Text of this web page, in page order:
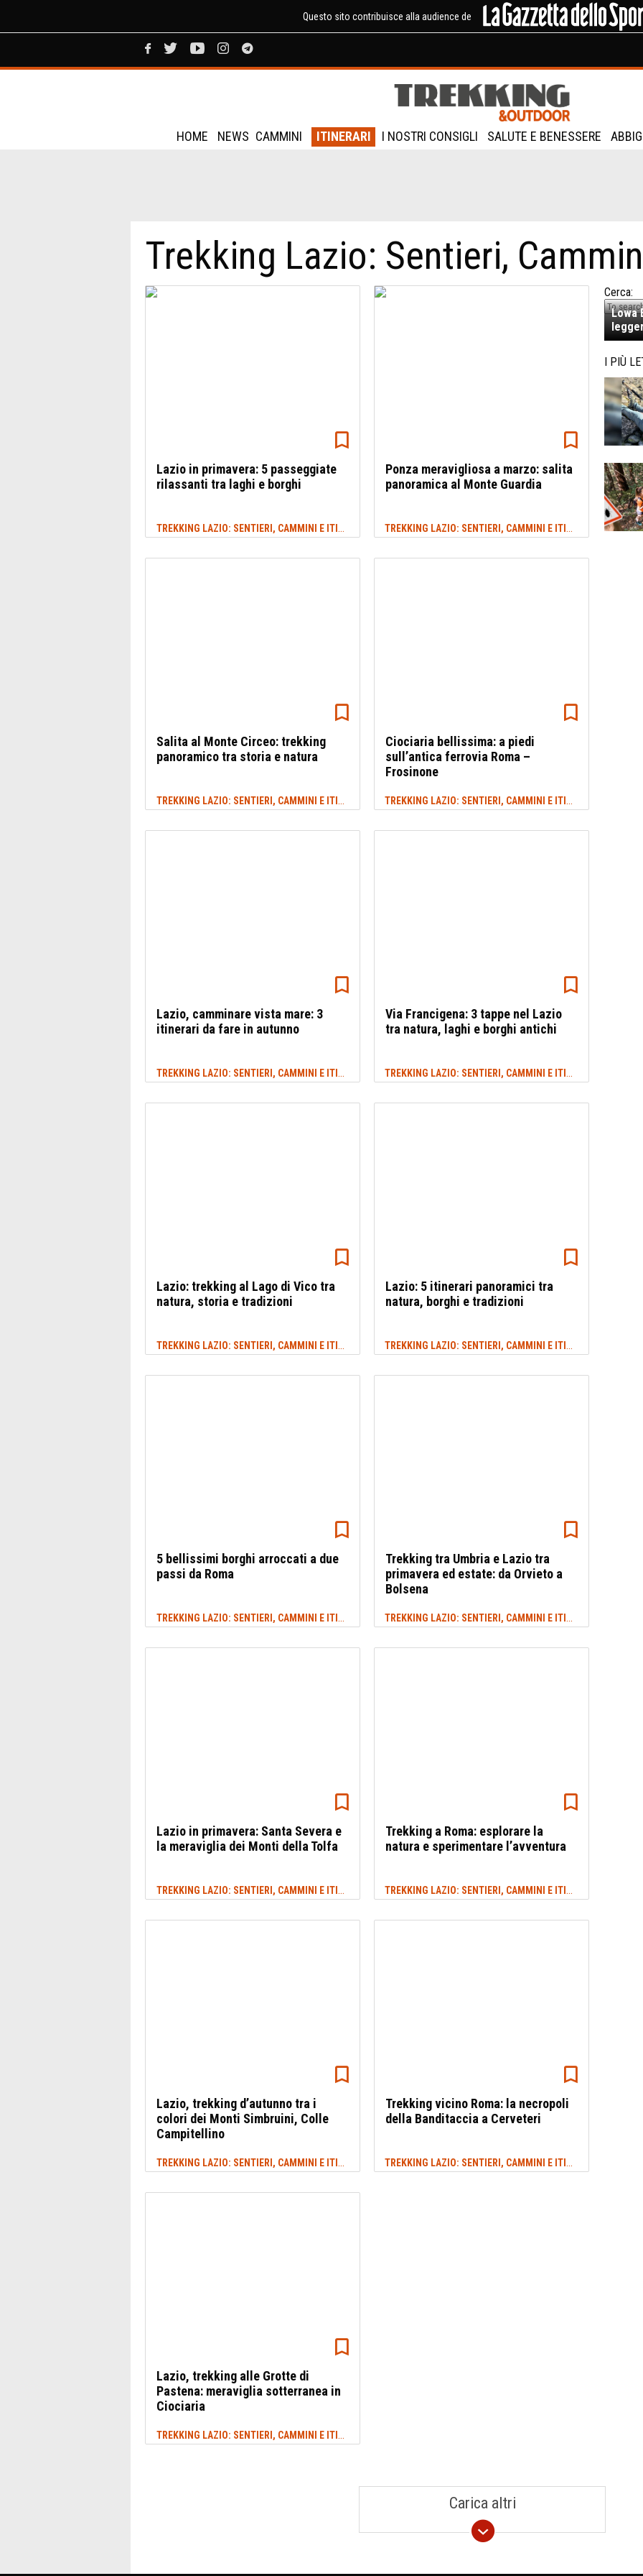
Questo sito contribuisce alla audience de
HOME NEWS CAMMINI ITINERARI I NOSTRI CONSIGLI SALUTE E BENESSERE
Trekking Lazio: Sentieri,
Lazio in primavera: 5 passeggiate
rilassanti tra laghi e borghi
TREKKING LAZIO: SENTIERI, CAMMINI E ITINERARI #PRIMAVERA
Ponza meravigliosa a marzo: salita
panoramica al Monte Guardia
TREKKING LAZIO: SENTIERI, CAMMINI E ITINERARI #ISOLE
Salita al Monte Circeo: trekking
panoramico tra storia e natura
TREKKING LAZIO: SENTIERI, CAMMINI E ITINERARI #INVERNO
Ciociaria bellissima: a piedi
sull’antica ferrovia Roma –
Frosinone
TREKKING LAZIO: SENTIERI, CAMMINI E ITINERARI
Lazio, camminare vista mare: 3
itinerari da fare in autunno
TREKKING LAZIO: SENTIERI, CAMMINI E ITINERARI #AUTUNNO
Via Francigena: 3 tappe nel Lazio
tra natura, laghi e borghi antichi
TREKKING LAZIO: SENTIERI, CAMMINI E ITINERARI
Lazio: trekking al Lago di Vico tra
natura, storia e tradizioni
TREKKING LAZIO: SENTIERI, CAMMINI E ITINERARI #ESTATE
Lazio: 5 itinerari panoramici tra
natura, borghi e tradizioni
TREKKING LAZIO: SENTIERI, CAMMINI E ITINERARI
5 bellissimi borghi arroccati a due
passi da Roma
TREKKING LAZIO: SENTIERI, CAMMINI E ITINERARI #LAZIO
Trekking tra Umbria e Lazio tra
primavera ed estate: da Orvieto a
Bolsena
TREKKING LAZIO: SENTIERI, CAMMINI E ITINERARI
Lazio in primavera: Santa Severa e
la meraviglia dei Monti della Tolfa
TREKKING LAZIO: SENTIERI, CAMMINI E ITINERARI #PRIMAVERA
Trekking a Roma: esplorare la
natura e sperimentare l’avventura
TREKKING LAZIO: SENTIERI, CAMMINI E ITINERARI
Lazio, trekking d’autunno tra i
colori dei Monti Simbruini, Colle
Campitellino
TREKKING LAZIO: SENTIERI, CAMMINI E ITINERARI #AUTUNNO
Trekking vicino Roma: la necropoli
della Banditaccia a Cerveteri
TREKKING LAZIO: SENTIERI, CAMMINI E ITINERARI
Lazio, trekking alle Grotte di
Pastena: meraviglia sotterranea in
Ciociaria
TREKKING LAZIO: SENTIERI, CAMMINI E ITINERARI
Cerca:
Lowa
I PIÙ
Carica altri